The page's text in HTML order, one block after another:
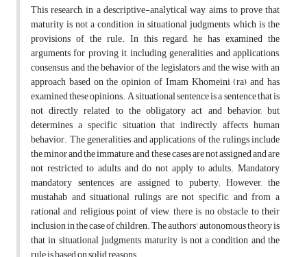
This research, in a descriptive-analytical way, aims to prove that
maturity is not a condition in situational judgments, which is the
provisions of the rule. In this regard, he has examined the
arguments for proving it, including generalities and applications,
consensus, and the behavior of the legislators and the wise, with an
approach based on the opinion of Imam Khomeini (ra) and has
examined these opinions. A situational sentence is a sentence that is
not directly related to the obligatory act and behavior, but
determines a specific situation that indirectly affects human
behavior. The generalities and applications of the rulings include
the minor and the immature, and these cases are not assigned and are
not restricted to adults and do not apply to adults. Mandatory
mandatory sentences are assigned to puberty; However, the
mustahab and situational rulings are not specific, and from a
rational and religious point of view, there is no obstacle to their
inclusion in the case of children. The authors' autonomous theory is
that in situational judgments, maturity is not a condition and the